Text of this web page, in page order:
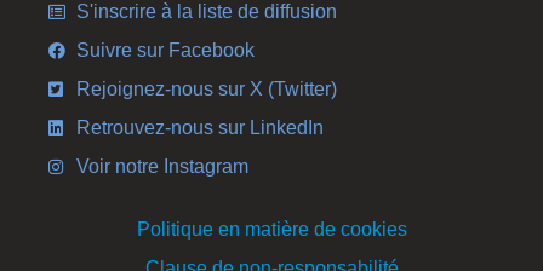
S'inscrire à la liste de diffusion
Suivre sur Facebook
Rejoignez-nous sur X (Twitter)
Retrouvez-nous sur LinkedIn
Voir notre Instagram
Politique en matière de cookies